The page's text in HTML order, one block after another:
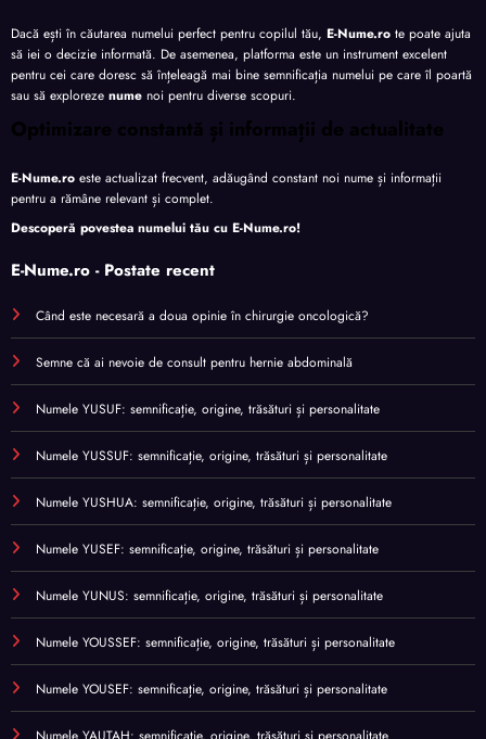
Dacă ești în căutarea numelui perfect pentru copilul tău, E-Nume.ro te poate ajuta
să iei o decizie informată. De asemenea, platforma este un instrument excelent
pentru cei care doresc să înțeleagă mai bine semnificația numelui pe care îl poartă
sau să exploreze nume noi pentru diverse scopuri.
Optimizare constantă și informații de actualitate
E-Nume.ro este actualizat frecvent, adăugând constant noi nume și informații
pentru a rămâne relevant și complet.
Descoperă povestea numelui tău cu E-Nume.ro!
E-Nume.ro - Postate recent
Când este necesară a doua opinie în chirurgie oncologică?
Semne că ai nevoie de consult pentru hernie abdominală
Numele YUSUF: semnificație, origine, trăsături și personalitate
Numele YUSSUF: semnificație, origine, trăsături și personalitate
Numele YUSHUA: semnificație, origine, trăsături și personalitate
Numele YUSEF: semnificație, origine, trăsături și personalitate
Numele YUNUS: semnificație, origine, trăsături și personalitate
Numele YOUSSEF: semnificație, origine, trăsături și personalitate
Numele YOUSEF: semnificație, origine, trăsături și personalitate